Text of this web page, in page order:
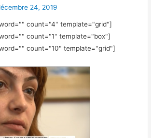
24, 2019
" count="4" template="grid"]
" count="1" template="box"]
" count="10" template="grid"]